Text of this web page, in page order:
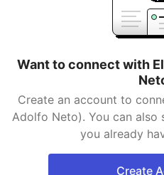
Want to connect with
Create an account to
Adolfo Neto). You can
you already
Create